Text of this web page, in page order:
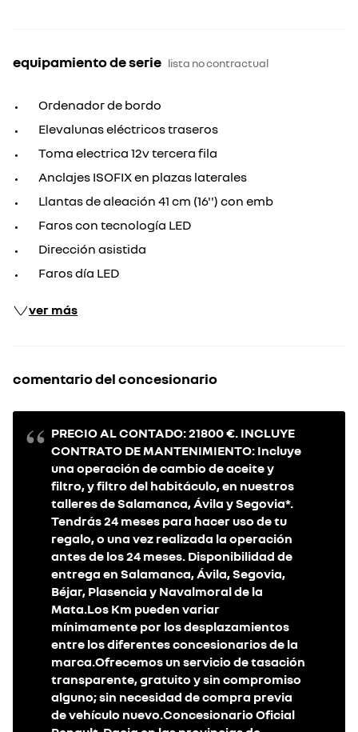
equipamiento de serie lista no contractual
Ordenador de bordo
Elevalunas eléctricos traseros
Toma electrica 12v tercera fila
Anclajes ISOFIX en plazas laterales
Llantas de aleación 41 cm (16'') con emb
Faros con tecnología LED
Dirección asistida
Faros día LED
ver más
comentario del concesionario
PRECIO AL CONTADO: 21800 €. INCLUYE
CONTRATO DE MANTENIMIENTO: Incluye
una operación de cambio de aceite y
filtro, y filtro del habitáculo, en nuestros
talleres de Salamanca, Ávila y Segovia*.
Tendrás 24 meses para hacer uso de tu
regalo, o una vez realizada la operación
antes de los 24 meses. Disponibilidad de
entrega en Salamanca, Ávila, Segovia,
Béjar, Plasencia y Navalmoral de la
Mata.Los Km pueden variar
mínimamente por los desplazamientos
entre los diferentes concesionarios de la
marca.Ofrecemos un servicio de tasación
transparente, gratuito y sin compromiso
alguno; sin necesidad de compra previa
de vehículo nuevo.Concesionario Oficial